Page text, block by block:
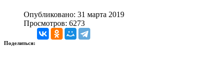
Опубликовано: 31 марта 2019
Просмотров: 6273
Поделиться: